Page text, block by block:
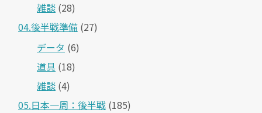
雑談 (28)
04.後半戦準備 (27)
データ (6)
道具 (18)
雑談 (4)
05.日本一周：後半戦 (185)